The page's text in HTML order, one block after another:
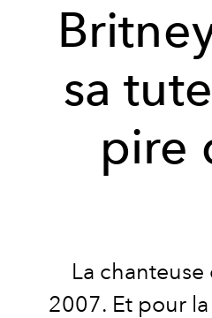
sa
pire
La
2007. Et pour